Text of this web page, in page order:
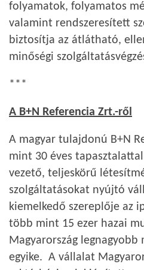
folyamatok, folyamatos
valamint rendszeresített
biztosítja az átlátható,
minőségi
***
A B+N Referencia Zrt.-ről
A magyar tulajdonú B+N
mint 30 éves
vezető, teljeskörű
szolgáltatásokat nyújtó
kiemelkedő szereplője az
több mint 15 ezer hazai
Magyarország
egyike. A vállalat